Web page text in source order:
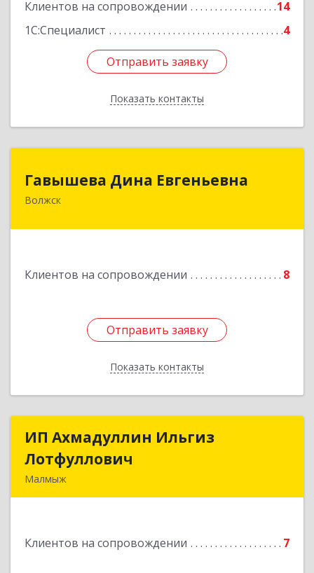
Клиентов на сопровождении
14
1С:Специалист
4
Отправить заявку
Показать контакты
Отправить заявку
Назад
Гавышева Дина Евгеньевна
Волжск
Клиентов на сопровождении 8
Отправить заявку
Показать контакты
Отправить заявку
Назад
ИП Ахмадуллин Ильгиз
Лотфуллович
Малмыж
Клиентов на сопровождении 7
ИП Ахмадуллин Ильгиз
Подробнее